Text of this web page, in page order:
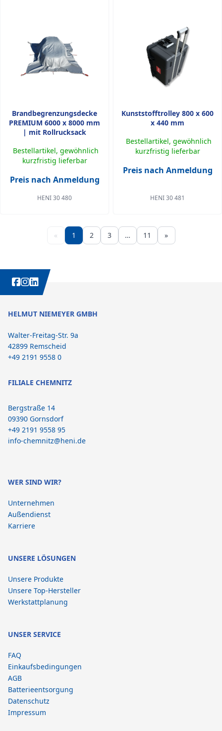
Brandbegrenzungsdecke
PREMIUM 6000 x 8000 mm
| mit Rollrucksack
Bestellartikel, gewöhnlich
kurzfristig lieferbar
Preis nach Anmeldung
HENI 30 480
Kunststofftrolley 800 x 600
x 440 mm
Bestellartikel, gewöhnlich
kurzfristig lieferbar
Preis nach Anmeldung
HENI 30 481
« 1 2 3 … 11 »
WEITERE INTERESSANTE INHALTE IMMER AUCH AUF:
HELMUT NIEMEYER GMBH
Walter-Freitag-Str. 9a
42899 Remscheid
+49 2191 9558 0
FILIALE CHEMNITZ
Bergstraße 14
09390 Gornsdorf
+49 2191 9558 95
info-chemnitz@heni.de
WER SIND WIR?
Unternehmen
Außendienst
Karriere
UNSERE LÖSUNGEN
Unsere Produkte
Unsere Top-Hersteller
Werkstattplanung
UNSER SERVICE
FAQ
Einkaufsbedingungen
AGB
Batterieentsorgung
Datenschutz
Impressum